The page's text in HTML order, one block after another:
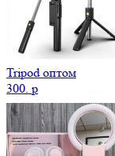
Tripod оптом
300. p